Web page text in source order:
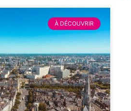
À DÉCOUVRIR